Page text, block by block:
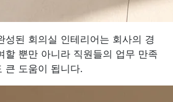
성된 회의실 인테리어는 회사의 경
할 뿐만 아니라 직원들의 업무 만족
큰 도움이 됩니다.